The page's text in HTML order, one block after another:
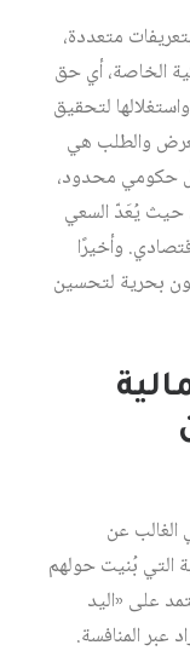
متعددة،
الخاصة، أي حق
لتحقيق
والطلب هي
حكومي محدود،
حيث يُعَدّ السعي
وأخيرًا
بحرية لتحسين
الغالب عن
التي بُنيت حولهم
على «اليد
عبر المنافسة.